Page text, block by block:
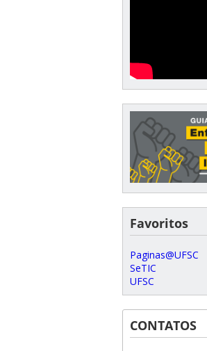
Favoritos
Paginas@UFSC
SeTIC
UFSC
CONTATOS